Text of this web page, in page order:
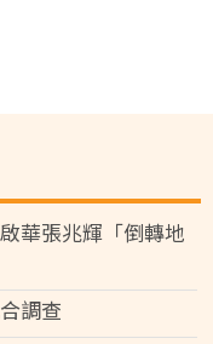
華張兆輝「倒轉地
調查